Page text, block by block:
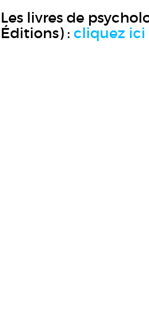
Les livres de
Éditions) : cliquez ici